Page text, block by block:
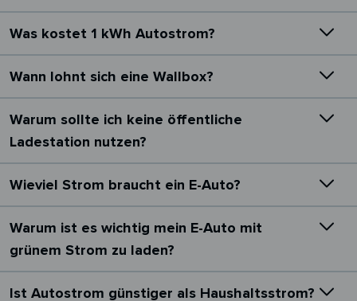
Was kostet 1 kWh Autostrom?
Wann lohnt sich eine Wallbox?
Warum sollte ich keine öffentliche
Ladestation nutzen?
Wieviel Strom braucht ein E-Auto?
Warum ist es wichtig mein E-Auto mit
grünem Strom zu laden?
Ist Autostrom günstiger als Haushaltsstrom?